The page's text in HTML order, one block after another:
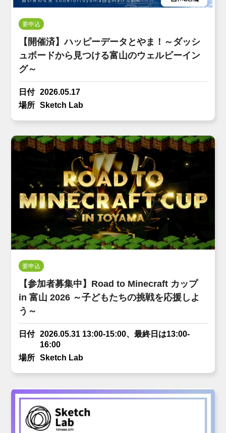
要申込
【開催済】ハッピーデータとやま！～ダッシ
ュボードから見つける富山のウェルビーイン
グ～
日付 2026.05.17
場所
Sketch Lab
要申込
【参加者募集中】Road to Minecraft カップ
in 富山 2026 ～子どもたちの挑戦を応援しよ
う～
日付 2026.05.31 13:00-15:00、最終日は13:00-
16:00
場所
Sketch Lab